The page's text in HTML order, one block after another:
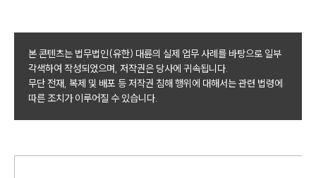
세미나
대륜법률상담예약
본 콘텐츠는 법무법인(유한) 대륜의 실제 업무 사례를 바탕으로 일부
각색하여 작성되었으며, 저작권은 당사에 귀속됩니다.
무단 전재, 복제 및 배포 등 저작권 침해 행위에 대해서는 관련 법령에
따른 조치가 이루어질 수 있습니다.